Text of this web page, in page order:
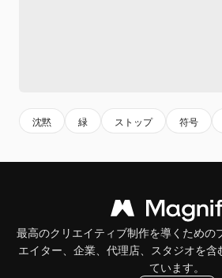
沈黙 緑 ストップ 符号
最高のクリエイティブ制作を導くための
エイター、企業、代理店、スタジオを
ています。